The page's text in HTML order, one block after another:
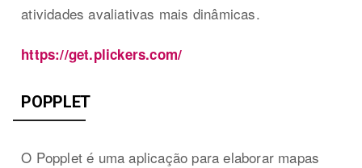
atividades avaliativas mais dinâmicas.
https://get.plickers.com/
POPPLET
O Popplet é uma aplicação para elaborar mapas